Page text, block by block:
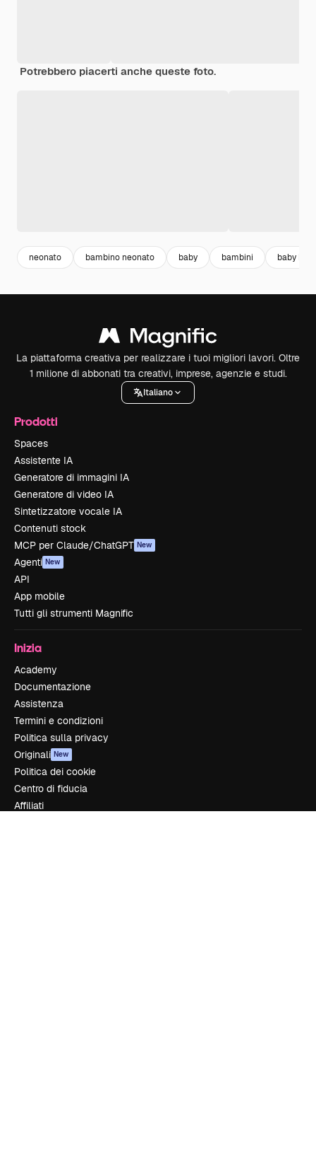
Potrebbero piacerti anche queste foto.
neonato bambino neonato baby bambini baby born
La piattaforma creativa per realizzare i tuoi migliori lavori. Oltre
1 milione di abbonati tra creativi, imprese, agenzie e studi.
Italiano
Prodotti
Spaces
Assistente IA
Generatore di immagini IA
Generatore di video IA
Sintetizzatore vocale IA
Contenuti stock
MCP per Claude/ChatGPT New
Agenti New
API
App mobile
Tutti gli strumenti Magnific
Inizia
Academy
Documentazione
Assistenza
Termini e condizioni
Politica sulla privacy
Originali New
Politica dei cookie
Centro di fiducia
Affiliati